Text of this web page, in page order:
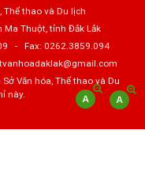
Thể thao và Du lịch
Ma Thuột, tỉnh Đắk Lắk
- Fax: 0262.3859.094
Văn hóa, Thể thao và Du
này.